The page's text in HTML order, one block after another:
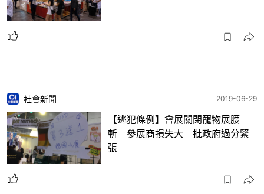
社會新聞 2019-06-29
【逃犯條例】會展關閉寵物展腰
斬 參展商損失大 批政府過分緊
張